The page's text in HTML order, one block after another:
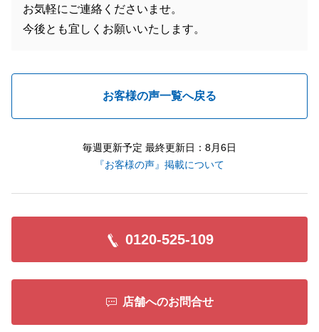
お気軽にご連絡くださいませ。
今後とも宜しくお願いいたします。
お客様の声一覧へ戻る
毎週更新予定 最終更新日：8月6日
『お客様の声』掲載について
0120-525-109
店舗へのお問合せ